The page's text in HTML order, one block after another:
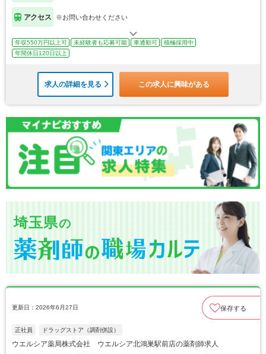
アクセス ※お問い合わせください
年収550万円以上可 未経験者も応募可能 車通勤可
積極採用中
年間休日120日以上
求人の詳細を見る この求人に興味がある
埼玉県の
更新日：2026年6月27日 保存する
正社員 ドラッグストア（調剤併設）
ウエルシア薬局株式会社 ウエルシア北鴻巣駅前店の薬剤師求人